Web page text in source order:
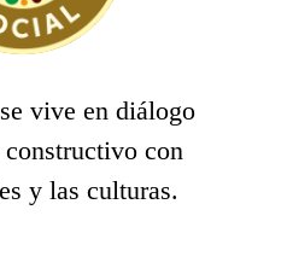
vive en diálogo
con
y las culturas.